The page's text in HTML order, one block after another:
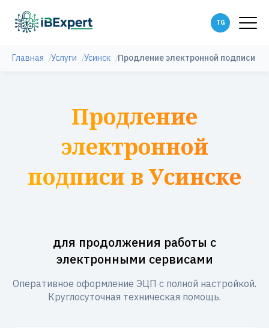
Главная Услуги Усинск Продление электронной подписи
Продление
электронной
подписи в Усинске
для продолжения работы с
электронными сервисами
Оперативное оформление ЭЦП с полной настройкой.
Круглосуточная техническая помощь.